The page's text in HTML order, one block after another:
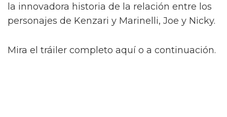
la innovadora historia de la relación entre los
personajes de Kenzari y Marinelli, Joe y Nicky.
Mira el tráiler completo aquí o a continuación.